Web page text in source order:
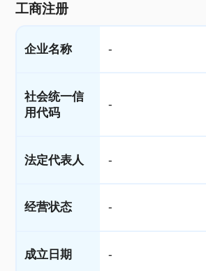
工商注册
企业名称 -
社会统一信
用代码
-
法定代表人 -
经营状态 -
成立日期 -